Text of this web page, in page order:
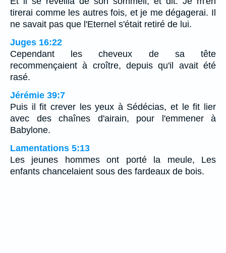
tirerai comme les autres fois, et je me dégagerai. Il
ne savait pas que l'Eternel s'était retiré de lui.
Juges 16:22
Cependant les cheveux de sa tête
recommençaient à croître, depuis qu'il avait été
rasé.
Jérémie 39:7
Puis il fit crever les yeux à Sédécias, et le fit lier
avec des chaînes d'airain, pour l'emmener à
Babylone.
Lamentations 5:13
Les jeunes hommes ont porté la meule, Les
enfants chancelaient sous des fardeaux de bois.